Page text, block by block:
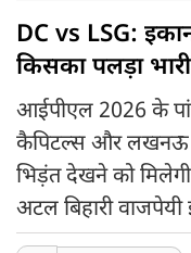
DC vs LSG:
किसका पलड़ा
आईपीएल 2026 के
कैपिटल्स और लखनऊ
भिड़ंत देखने को
अटल बिहारी